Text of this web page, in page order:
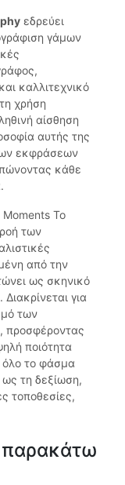
εδρεύει
γάμων
καλλιτεχνικό
χρήση
αίσθηση
αυτής της
εκφράσεων
κάθε
Moments To
των
από την
ως σκηνικό
για
των
προσφέροντας
ποιότητα
το φάσμα
τη δεξίωση,
τοποθεσίες,
παρακάτω